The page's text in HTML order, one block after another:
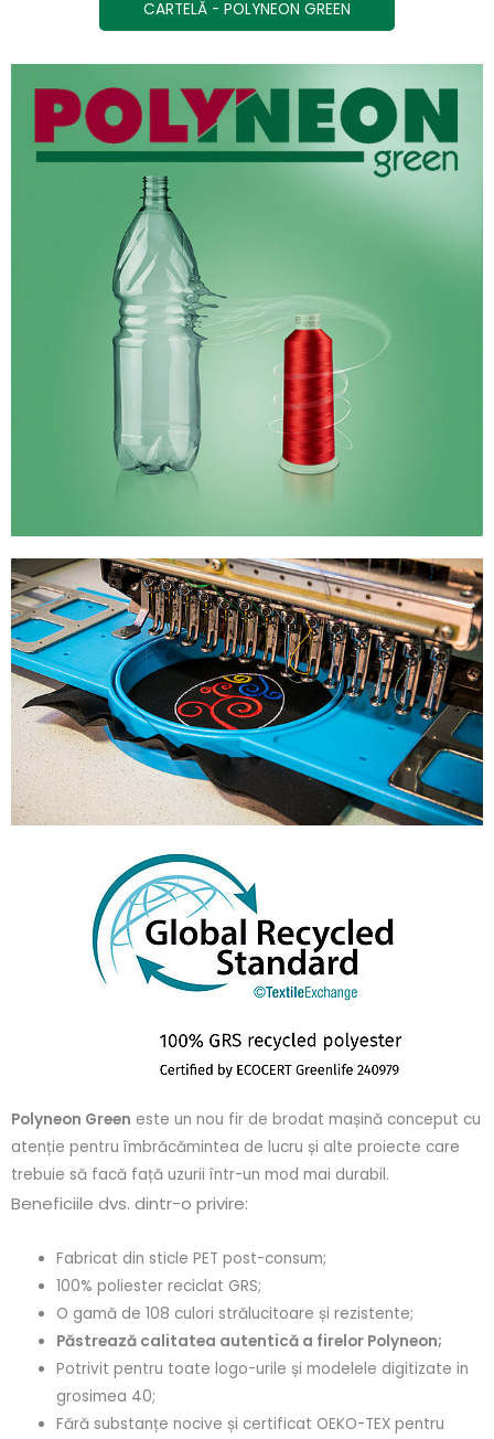
CARTELĂ - POLYNEON GREEN
Polyneon Green este un nou fir de brodat mașină conceput cu
atenție pentru îmbrăcămintea de lucru și alte proiecte care
trebuie să facă față uzurii într-un mod mai durabil.
Beneficiile dvs. dintr-o privire:
Fabricat din sticle PET post-consum;
100% poliester reciclat GRS;
O gamă de 108 culori strălucitoare și rezistente;
Păstrează calitatea autentică a firelor Polyneon;
Potrivit pentru toate logo-urile și modelele digitizate in
grosimea 40;
Fără substanțe nocive și certificat OEKO-TEX pentru